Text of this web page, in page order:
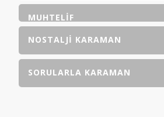
MUHTELIF
NOSTALJI KARAMAN
SORULARLA KARAMAN